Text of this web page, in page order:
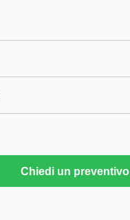
Chiedi un preventivo